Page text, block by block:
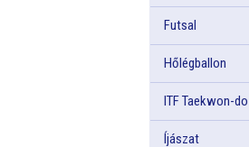
Futsal
Hőlégballon
ITF Taekwon-do
Íjászat